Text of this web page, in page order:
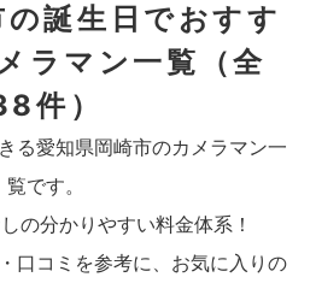
誕生日でおすす
ラマン一覧
（全
件）
る愛知県岡崎市のカメラマン一
覧です。
の分かりやすい料金体系！
口コミを参考に、お気に入りの